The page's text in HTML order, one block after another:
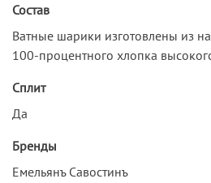
Состав
Ватные шарики изготовлены из
100-процентного хлопка
Сплит
Да
Бренды
Емельянъ Савостинъ